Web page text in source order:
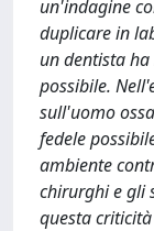
un'indagine
duplicare in
un dentista
possibile.
sull'uomo
fedele
ambiente
chirurghi e gli
questa